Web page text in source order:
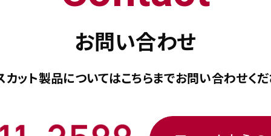
お問い合わせ
カット製品についてはこちらまでお問い合わせくだ